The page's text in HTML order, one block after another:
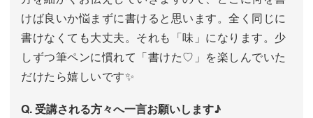
けば良いか悩まずに書けると思います。全く同じに
書けなくても大丈夫。それも「味」になります。少
しずつ筆ペンに慣れて「書けた♡」を楽しんでいた
だけたら嬉しいです✨
Q. 受講される方々へ一言お願いします♪